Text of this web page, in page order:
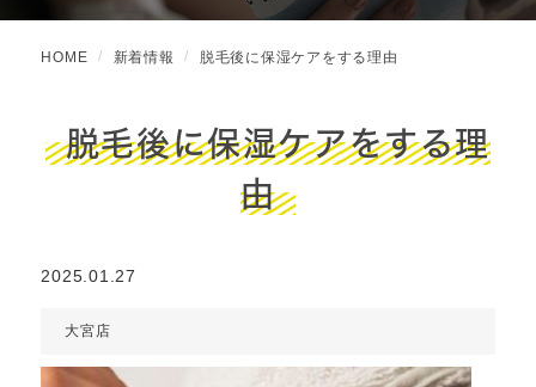
HOME 新着情報 脱毛後に保湿ケアをする理由
脱毛後に保湿ケアをする理
由
2025.01.27
大宮店